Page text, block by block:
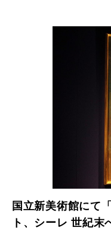
国立新美術館にて
ト、シーレ 世紀末